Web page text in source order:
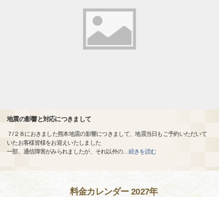
地震の影響と対応につきまして
７/２８におきました熊本地震の影響につきまして、地震当日もご予約いただいて
いたお客様皆様をお迎えいたしました
一部、通信障害がみられましたが、それ以外の…続きを読む
料金カレンダー 2027年